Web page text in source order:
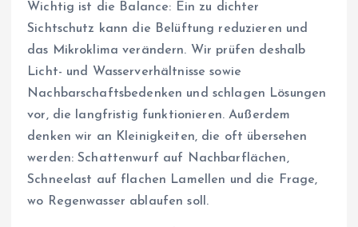
Wichtig ist die Balance: Ein zu dichter
Sichtschutz kann die Belüftung reduzieren und
das Mikroklima verändern. Wir prüfen deshalb
Licht- und Wasserverhältnisse sowie
Nachbarschaftsbedenken und schlagen Lösungen
vor, die langfristig funktionieren. Außerdem
denken wir an Kleinigkeiten, die oft übersehen
werden: Schattenwurf auf Nachbarflächen,
Schneelast auf flachen Lamellen und die Frage,
wo Regenwasser ablaufen soll.